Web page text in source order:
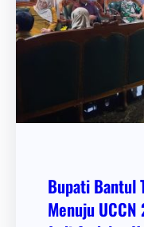
Bupati Bantul
Menuju